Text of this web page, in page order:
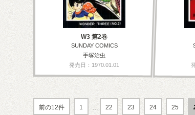
W3 第2巻
SUNDAY COMICS
手塚治虫
発売日：1970.01.01
前の12件 1 … 22 23 24 25